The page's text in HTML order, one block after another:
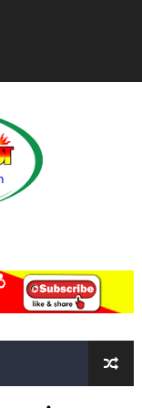
ஆபாச வீடியோக்களால்
“கோவிஷீல்டு”
பிறந்தநாளை
உண்மையை
டொலர் நட்டஈடு